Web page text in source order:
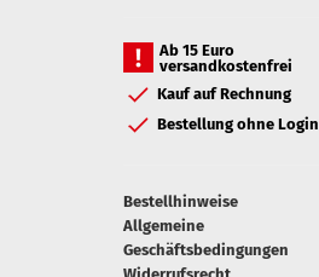
Ab 15 Euro
versandkostenfrei
Kauf auf Rechnung
Bestellung ohne Login
Bestellhinweise
Allgemeine
Geschäftsbedingungen